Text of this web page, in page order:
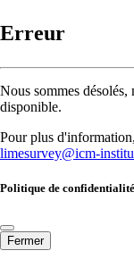
Erreur
Nous sommes désolés,
disponible.
Pour plus
limesurvey@icm-
Politique de confidentialité
Fermer